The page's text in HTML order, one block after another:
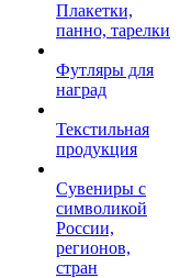
Плакетки,
панно, тарелки
Футляры для
наград
Текстильная
продукция
Сувениры с
символикой
России,
регионов,
стран